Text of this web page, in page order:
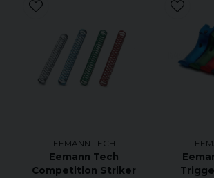
EEMANN TECH
Eemann Tech
Competition Striker